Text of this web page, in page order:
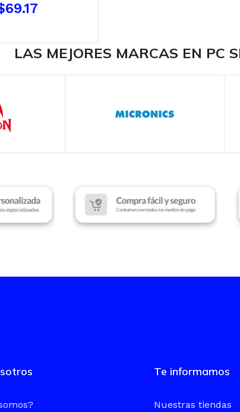
69.17
LAS MEJORES MARCAS EN PC
Te informamos
Nuestras tiendas